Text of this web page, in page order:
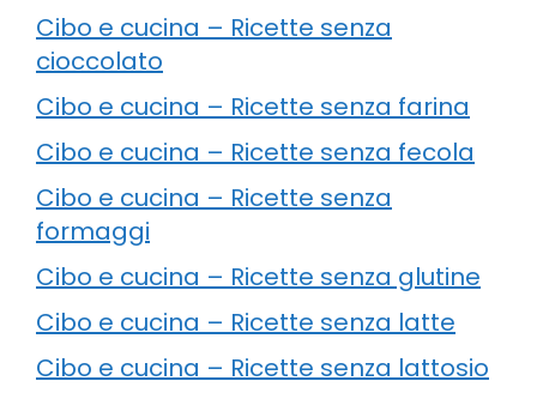
Cibo e cucina – Ricette senza
cioccolato
Cibo e cucina – Ricette senza farina
Cibo e cucina – Ricette senza fecola
Cibo e cucina – Ricette senza
formaggi
Cibo e cucina – Ricette senza glutine
Cibo e cucina – Ricette senza latte
Cibo e cucina – Ricette senza lattosio